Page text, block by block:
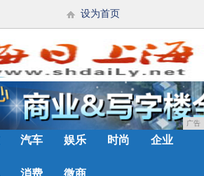
设为首页
广告
汽车 娱乐 时尚 企业
消费 微商